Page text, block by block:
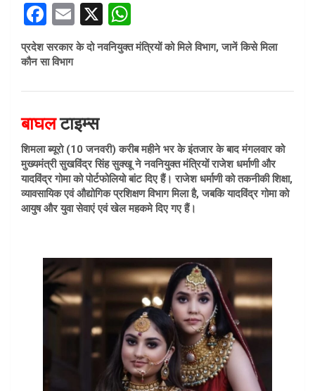
F
a
ce
o
k
E
m
ail
X
h
at
p
प्रदेश सरकार के दो नवनियुक्त मंत्रियों को मिले विभाग, जानें किसे मिला
कौन सा विभाग
बाघलटाइम्स
शिमला ब्यूरो (10 जनवरी) करीब महीने भर के इंतजार के बाद मंगलवार को
मुख्यमंत्री सुखविंद्र सिंह सुक्खू ने नवनियुक्त मंत्रियों राजेश धर्माणी और
यादविंद्र गोमा को पोर्टफोलियो बांट दिए हैं। राजेश धर्माणी को तकनीकी शिक्षा,
व्यावसायिक एवं औद्योगिक प्रशिक्षण विभाग मिला है, जबकि यादविंद्र गोमा को
आयुष और युवा सेवाएं एवं खेल महकमे दिए गए हैं।